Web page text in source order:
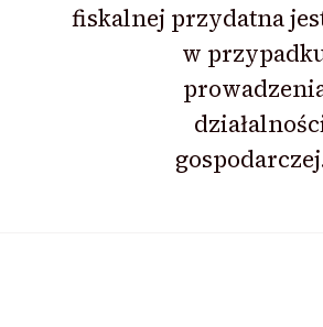
fiskalnej przydatna
w